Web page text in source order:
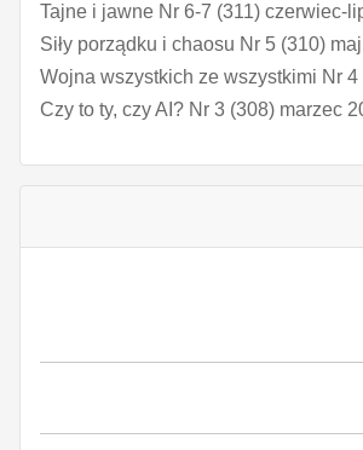
Tajne i jawne Nr 6-7 (311) czerwiec-
Siły porządku i chaosu Nr 5 (310)
Wojna wszystkich ze wszystkimi Nr
Czy to ty, czy AI? Nr 3 (308) marzec